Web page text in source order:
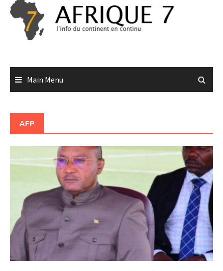
Skip
content
Main Menu
AFP